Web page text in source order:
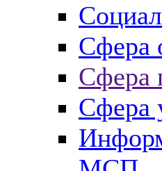
Сфера
Сфера
Сфера